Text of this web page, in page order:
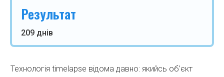
Результат
209 днів
Технологія timelapse відома давно: якийсь об’єкт